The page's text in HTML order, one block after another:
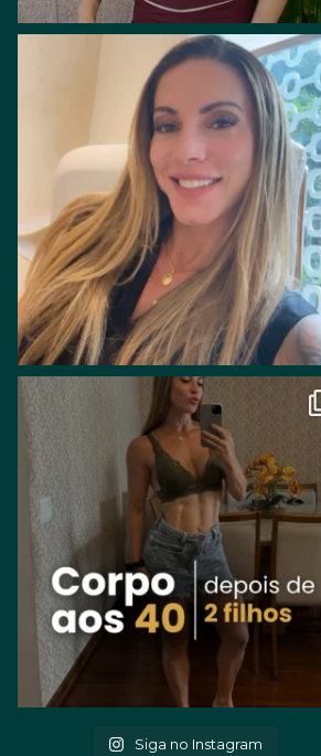
Siga no Instagram